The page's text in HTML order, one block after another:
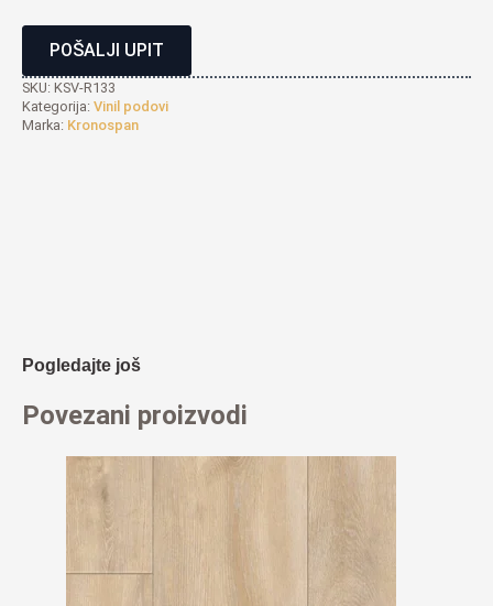
POŠALJI UPIT
SKU: KSV-R133
Kategorija: Vinil podovi
Marka: Kronospan
Pogledajte još
Povezani proizvodi